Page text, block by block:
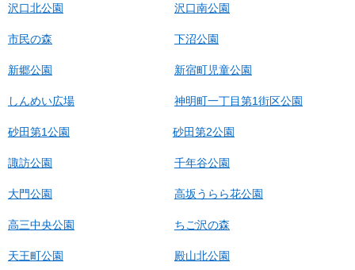
沢口北公園 沢口南公園
市民の森 下沼公園
新郷公園 新宿町児童公園
しんめい広場 神明町一丁目第1街区公園
砂田第1公園 砂田第2公園
諏訪公園 千年谷公園
大門公園 高坂うらら花公園
高三中央公園 ちご沢の森
天王町公園 殿山北公園